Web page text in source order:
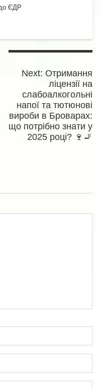
до ЄДР
Next: Next
post:
Отримання
ліцензії на
слабоалкогольні
напої та тютюнові
вироби в Броварах:
що потрібно знати у
2025 році? 🍷🚬